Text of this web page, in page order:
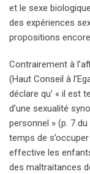
et le sexe
des expériences
propositions
Contrairement à
(Haut Conseil à
déclare qu’ « il est
d’une sexualité
personnel » (p. 7
temps de
effective les
des maltraitances